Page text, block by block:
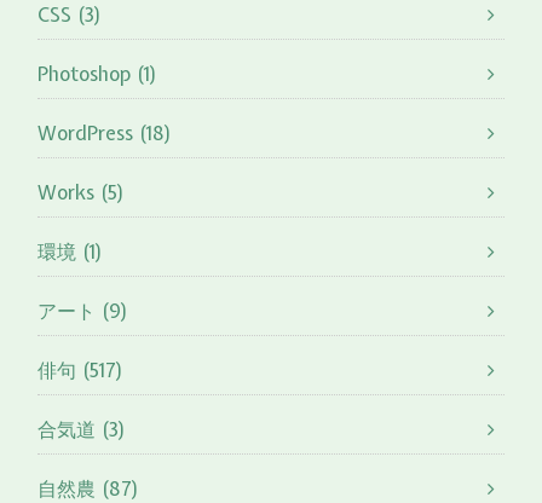
CSS (3)
Photoshop (1)
WordPress (18)
Works (5)
環境 (1)
アート (9)
俳句 (517)
合気道 (3)
自然農 (87)